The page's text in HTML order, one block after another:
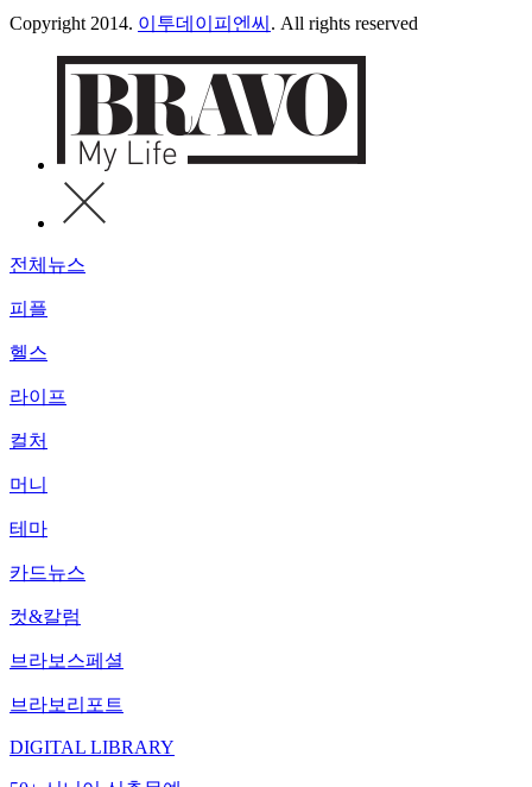
Copyright 2014. 이투데이피엔씨 . All rights reserved
전체뉴스
피플
헬스
라이프
컬처
머니
테마
카드뉴스
컷&칼럼
브라보스페셜
브라보리포트
DIGITAL LIBRARY